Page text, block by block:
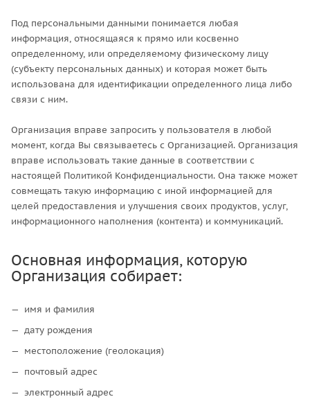
Под персональными данными понимается любая
информация, относящаяся к прямо или косвенно
определенному, или определяемому физическому лицу
(субъекту персональных данных) и которая может быть
использована для идентификации определенного лица либо
связи с ним.
Организация вправе запросить у пользователя в любой
момент, когда Вы связываетесь с Организацией. Организация
вправе использовать такие данные в соответствии с
настоящей Политикой Конфиденциальности. Она также может
совмещать такую информацию с иной информацией для
целей предоставления и улучшения своих продуктов, услуг,
информационного наполнения (контента) и коммуникаций.
Основная информация, которую
Организация собирает:
имя и фамилия
дату рождения
местоположение (геолокация)
почтовый адрес
электронный адрес